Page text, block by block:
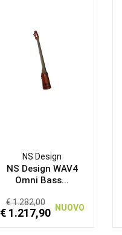
NS Design
NS Design WAV4
Omni Bass...
€ 1.282,00
€ 1.217,90 NUOVO